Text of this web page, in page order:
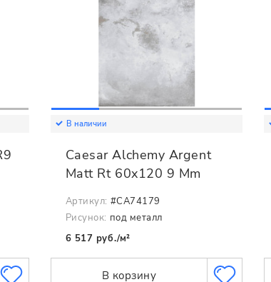
В наличии
Caesar Alchemy Argent
Matt Rt 60x120 9 Mm
Артикул: #CA74179
Рисунок: под металл
6 517 руб./м²
В корзину